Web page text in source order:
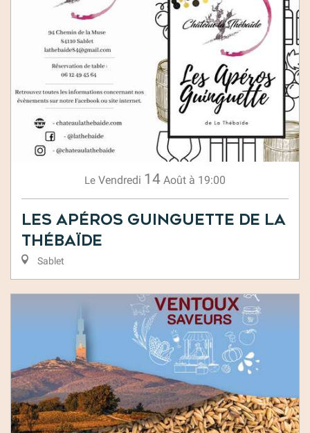
Le Vendredi 14 Août à 19:00
Les Apéros Guinguette de la
Thébaïde
Sablet